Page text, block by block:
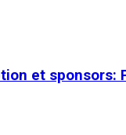
et sponsors: